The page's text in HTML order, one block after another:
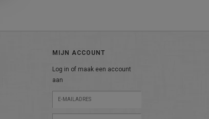
MIJN ACCOUNT
Log in of maak een account
aan